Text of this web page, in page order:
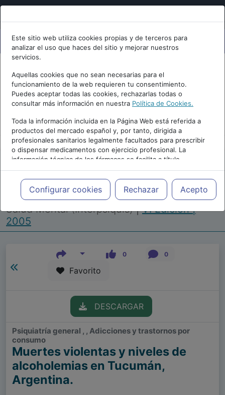
Este sitio web utiliza cookies propias y de terceros para
analizar el uso que haces del sitio y mejorar nuestros
servicios.
Aquellas cookies que no sean necesarias para el
funcionamiento de la web requieren tu consentimiento.
Puedes aceptar todas las cookies, rechazarlas todas o
consultar más información en nuestra Política de Cookies.
Toda la información incluida en la Página Web está referida a
productos del mercado español y, por tanto, dirigida a
profesionales sanitarios legalmente facultados para prescribir
o dispensar medicamentos con ejercicio profesional. La
información técnica de los fármacos se facilita a título
meramente informativo, siendo responsabilidad de los
profesionales facultados prescribir medicamentos y decidir, en
cada caso concreto, el tratamiento más adecuado a las
necesidades del paciente.
Configurar cookies Rechazar Acepto
Repositorio de Artículos |Congreso Virtual
Internacional de Psiquiatría, Psicología y
Salud Mental (Interpsiquis)|VI Edición |
2005
0 0
Favorito
DESCARGAR
Psiquiatría general , , Adicciones y trastornos por
consumo
Muertes violentas y niveles de
alcoholemias en Tucumán,
Argentina.